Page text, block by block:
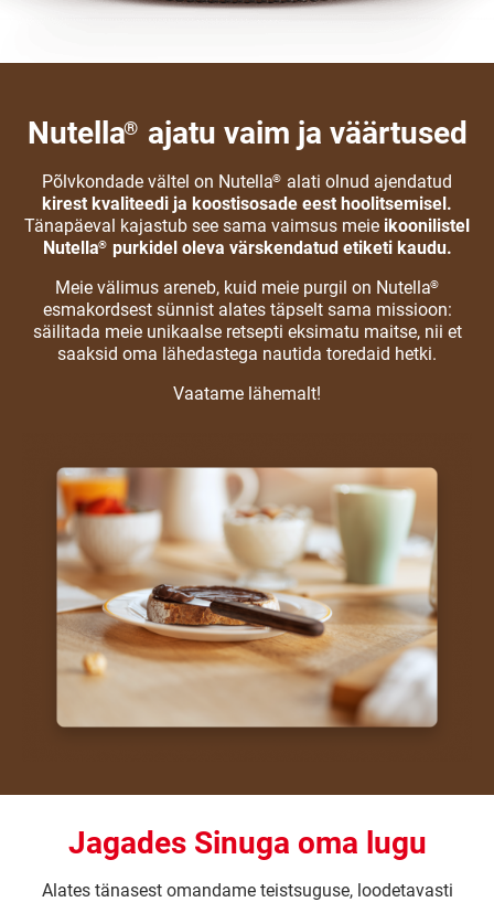
Nutella® ajatu vaim ja väärtused
Põlvkondade vältel on Nutella® alati olnud ajendatud
kirest kvaliteedi ja koostisosade eest hoolitsemisel.
Tänapäeval kajastub see sama vaimsus meie ikoonilistel
Nutella® purkidel oleva värskendatud etiketi kaudu.
Meie välimus areneb, kuid meie purgil on Nutella®
esmakordsest sünnist alates täpselt sama missioon:
säilitada meie unikaalse retsepti eksimatu maitse, nii et
saaksid oma lähedastega nautida toredaid hetki.
Vaatame lähemalt!
Jagades Sinuga oma lugu
Alates tänasest omandame teistsuguse, loodetavasti